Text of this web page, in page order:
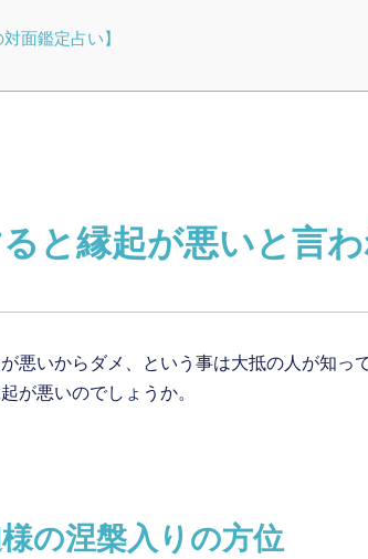
面鑑定占い】
と縁起が悪いと言
悪いからダメ、という事は大抵の人が知っ
が悪いのでしょうか。
の涅槃入りの方位